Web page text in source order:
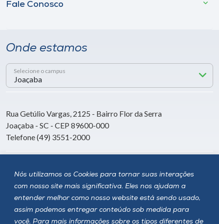
Nós utilizamos os Cookies para tornar suas interações
com nosso site mais significativa. Eles nos ajudam a
entender melhor como nosso website está sendo usado,
assim podemos entregar conteúdo sob medida para
você. Para mais informações sobre os tipos diferentes de
Fale Conosco
Onde estamos
Selecione o campus
Rua Getúlio Vargas, 2125 - Bairro Flor da Serra
Joaçaba - SC - CEP 89600-000
Telefone (49) 3551-2000
Siga a Unoesc